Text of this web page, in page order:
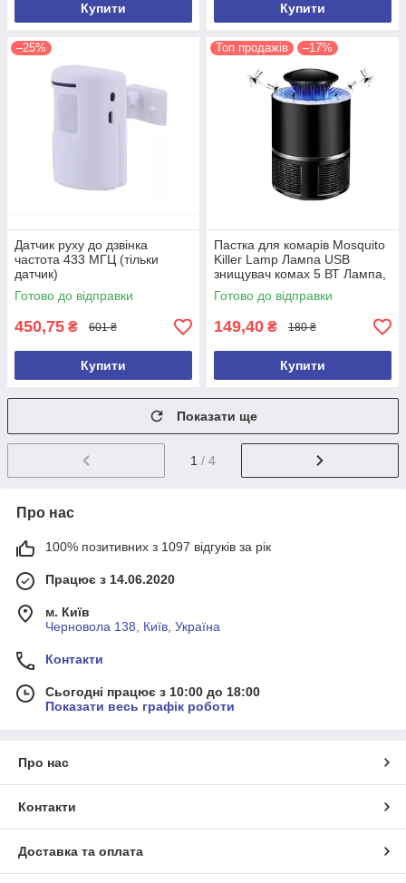
Купити Купити
–25%
Датчик руху до дзвінка
частота 433 МГЦ (тільки
датчик)
Готово до відправки
450,75 ₴ 601 ₴
Купити
Топ продажів –17%
Пастка для комарів Mosquito
Killer Lamp Лампа USB
знищувач комах 5 ВТ Лампа,
відлякувач комах
Готово до відправки
149,40 ₴ 180 ₴
Купити
Показати ще
1 / 4
Про нас
100% позитивних з 1097 відгуків за рік
Працює з 14.06.2020
м. Київ
Черновола 138, Київ, Україна
Контакти
Сьогодні працює з 10:00 до 18:00
Показати весь графік роботи
Про нас
Контакти
Доставка та оплата